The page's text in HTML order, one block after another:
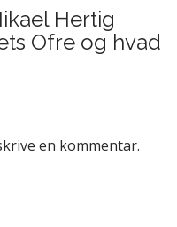
Hertig
Ofre og hvad
en kommentar.